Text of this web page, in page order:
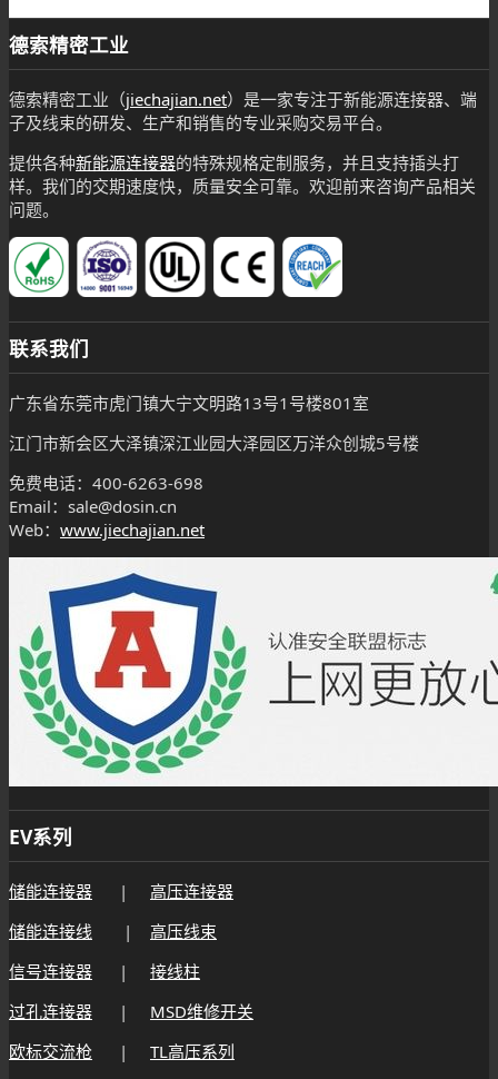
德索精密工业
德索精密工业（jiechajian.net）是一家专注于新能源连接器、端
子及线束的研发、生产和销售的专业采购交易平台。
提供各种新能源连接器的特殊规格定制服务，并且支持插头打
样。我们的交期速度快，质量安全可靠。欢迎前来咨询产品相关
问题。
联系我们
广东省东莞市虎门镇大宁文明路13号1号楼801室
江门市新会区大泽镇深江业园大泽园区万洋众创城5号楼
免费电话：400-6263-698
Email：sale@dosin.cn
Web： www.jiechajian.net
EV系列
储能连接器 | 高压连接器
储能连接线 | 高压线束
信号连接器 | 接线柱
过孔连接器 | MSD维修开关
欧标交流枪 | TL高压系列